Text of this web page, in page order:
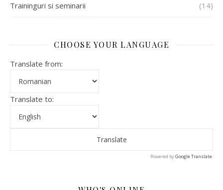
Traininguri si seminarii (14)
CHOOSE YOUR LANGUAGE
Translate from:
Translate to:
Powered byGoogle Translate.